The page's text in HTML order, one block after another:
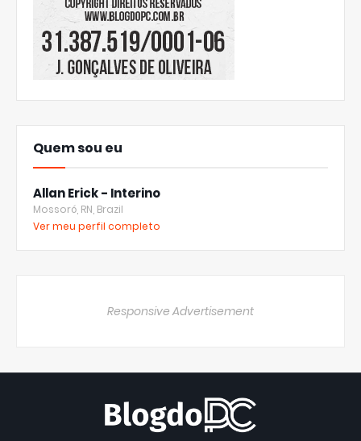
Quem sou eu
Allan Erick - Interino
Mossoró, RN, Brazil
Ver meu perfil completo
Responsive Advertisement